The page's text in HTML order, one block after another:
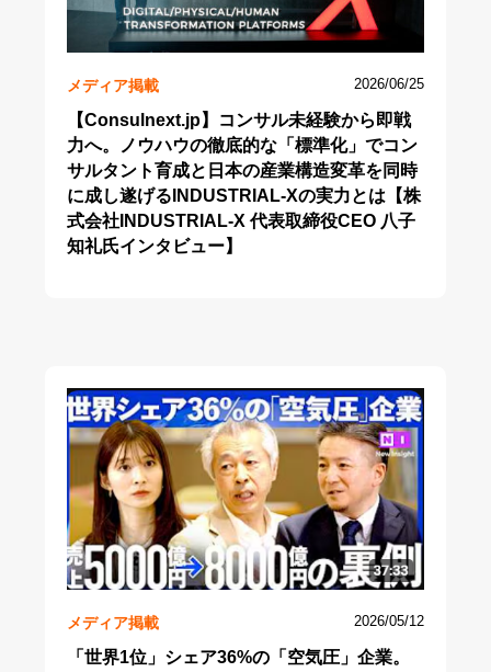
メディア掲載 2026/06/25
【Consulnext.jp】コンサル未経験から即戦
力へ。ノウハウの徹底的な「標準化」でコン
サルタント育成と日本の産業構造変革を同時
に成し遂げるINDUSTRIAL-Xの実力とは【株
式会社INDUSTRIAL-X 代表取締役CEO 八子
知礼氏インタビュー】
メディア掲載 2026/05/12
「世界1位」シェア36%の「空気圧」企業。